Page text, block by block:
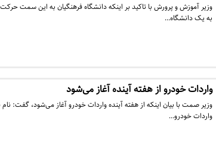
وزیر آموزش و پرورش با تاکید بر اینکه دانشگاه فرهنگیان به این سمت
به یک دانشگاه…
واردات خودرو از هفته آینده آغاز می‌شود
وزیر صمت با بیان اینکه از هفته آینده واردات خودرو آغاز می‌شود، گفت:
واردات خودرو…